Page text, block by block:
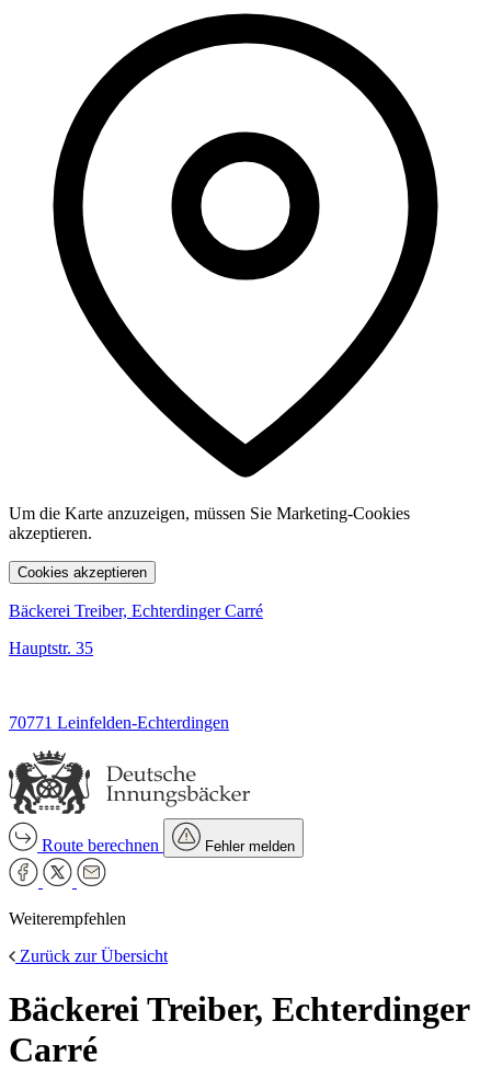
Um die Karte anzuzeigen, müssen Sie Marketing-Cookies
akzeptieren.
Cookies akzeptieren
Bäckerei Treiber, Echterdinger Carré
Hauptstr. 35
70771 Leinfelden-Echterdingen
Route berechnen Fehler melden
Weiterempfehlen
Zurück zur Übersicht
Bäckerei Treiber, Echterdinger
Carré